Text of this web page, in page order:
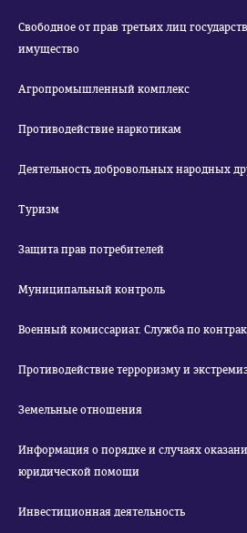
Свободное от прав третьих лиц
имущество
Агропромышленный комплекс
Противодействие наркотикам
Деятельность добровольных народных
Туризм
Защита прав потребителей
Муниципальный контроль
Военный комиссариат. Служба по
Противодействие терроризму и
Земельные отношения
Информация о порядке и случаях
юридической помощи
Инвестиционная деятельность